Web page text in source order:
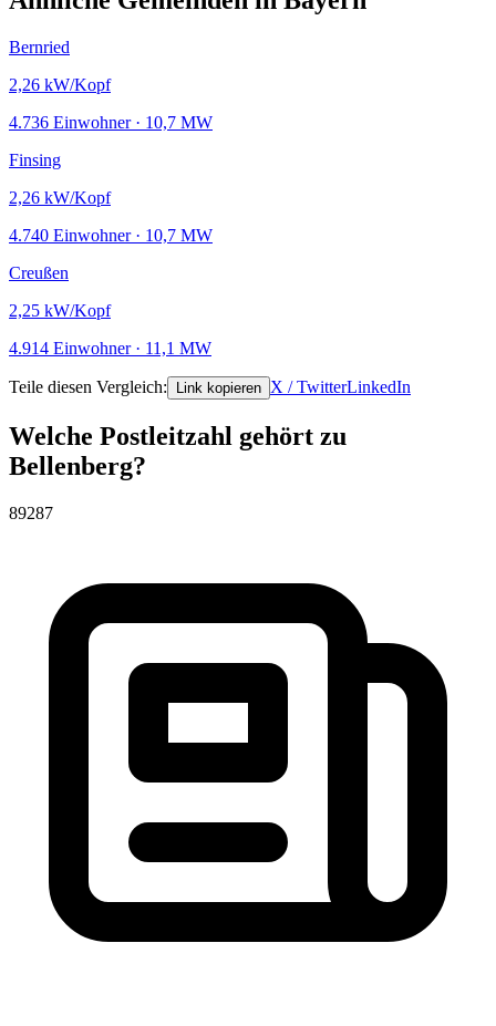
Bernried
2,26 kW/Kopf
4.736 Einwohner · 10,7 MW
Finsing
2,26 kW/Kopf
4.740 Einwohner · 10,7 MW
Creußen
2,25 kW/Kopf
4.914 Einwohner · 11,1 MW
Teile diesen Vergleich: Link kopieren X / TwitterLinkedIn
Welche Postleitzahl gehört zu
Bellenberg?
89287